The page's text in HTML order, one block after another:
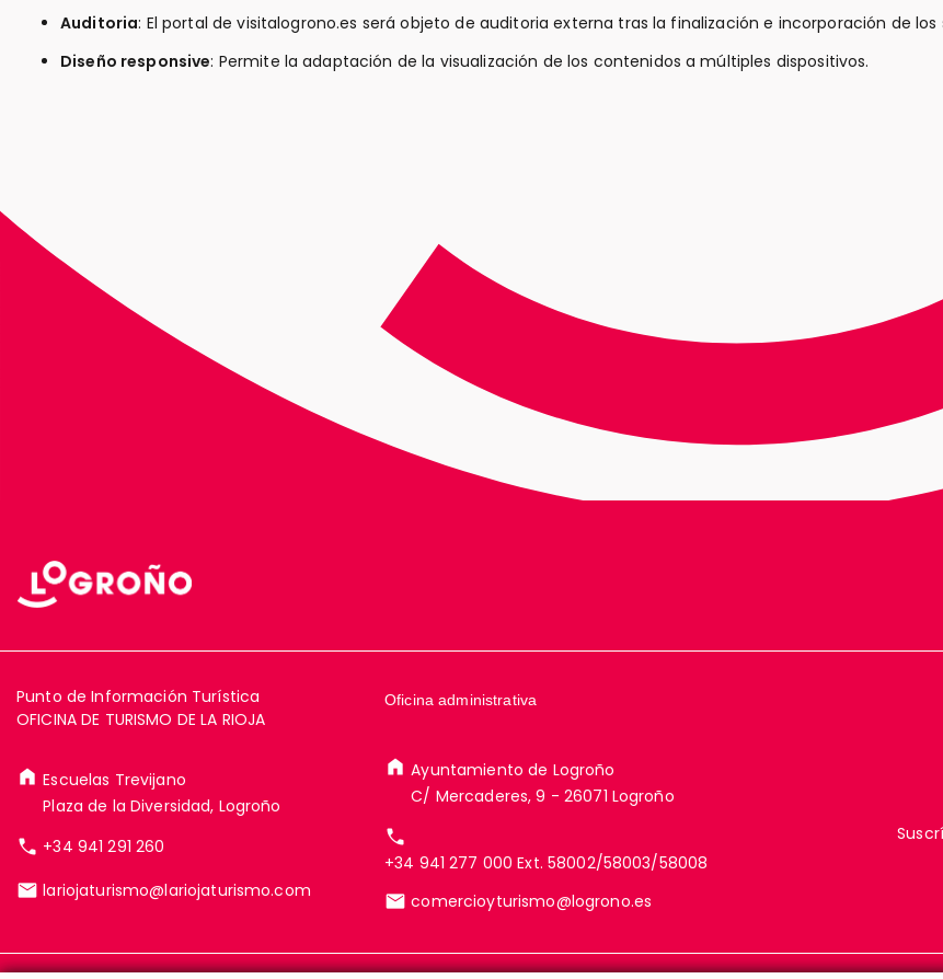
Auditoria: El portal de visitalogrono.es será objeto de auditoria externa tras la finalización e incorporación de
Diseño responsive: Permite la adaptación de la visualización de los contenidos a múltiples dispositivos.
Punto de Información Turística
OFICINA DE TURISMO DE LA RIOJA
Oficina administrativa
Escuelas Trevijano
Plaza de la Diversidad, Logroño
+34 941 291 260
lariojaturismo@lariojaturismo.com
Ayuntamiento de Logroño
C/ Mercaderes, 9 - 26071 Logroño
+34 941 277 000 Ext. 58002/58003/58008
comercioyturismo@logrono.es